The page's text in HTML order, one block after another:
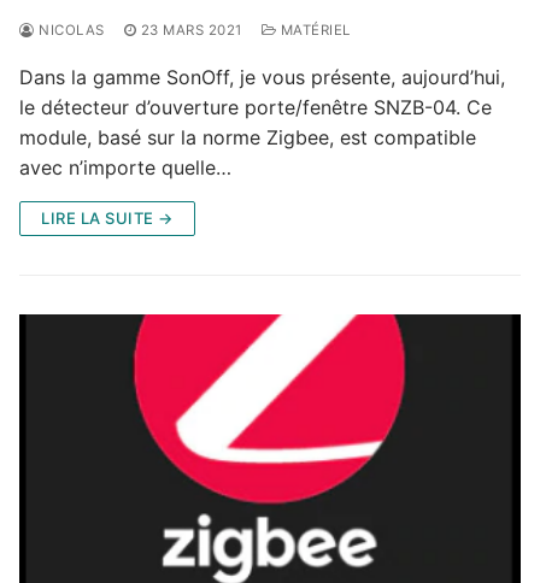
NICOLAS 23 MARS 2021 MATÉRIEL
Dans la gamme SonOff, je vous présente, aujourd’hui,
le détecteur d’ouverture porte/fenêtre SNZB-04. Ce
module, basé sur la norme Zigbee, est compatible
avec n’importe quelle…
LIRE LA SUITE →